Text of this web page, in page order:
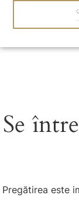
Se
Pregătirea este